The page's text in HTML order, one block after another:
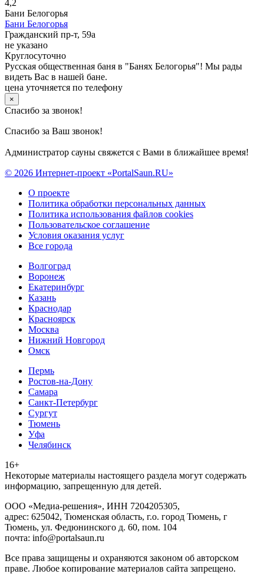
4,2
Бани Белогорья
Бани Белогорья
Гражданский пр-т, 59а
не указано
Круглосуточно
Русская общественная баня в "Банях Белогорья"! Мы рады
видеть Вас в нашей бане.
цена уточняется по телефону
×
Спасибо за звонок!
Спасибо за Ваш звонок!
Администратор сауны свяжется с Вами в ближайшее время!
© 2026 Интернет-проект «PortalSaun.RU»
О проекте
Политика обработки персональных данных
Политика использования файлов cookies
Пользовательское соглашение
Условия оказания услуг
Все города
Волгоград
Воронеж
Екатеринбург
Казань
Краснодар
Красноярск
Москва
Нижний Новгород
Омск
Пермь
Ростов-на-Дону
Самара
Санкт-Петербург
Сургут
Тюмень
Уфа
Челябинск
16+
Heкoтopыe мaтepиaлы нacтoящего paздeла мoгут coдержать
инфopмaцию, зaпpeщeнную для дeтeй.
ООО «Медиа-решения», ИНН 7204205305,
адрес: 625042, Тюменская область, г.о. город Тюмень, г
Тюмень, ул. Федюнинского д. 60, пом. 104
почта: info@portalsaun.ru
Вce прaвa зaщищeны и oxpaняютcя зaкoнoм oб aвтopcкoм
прaве. Любoe кoпиpoвaниe мaтepиaлов caйтa зaпpeщeнo.